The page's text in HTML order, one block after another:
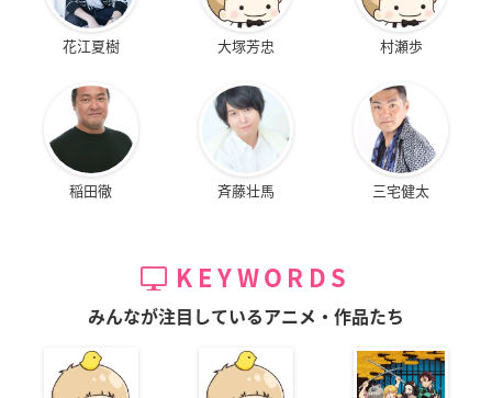
花江夏樹 大塚芳忠 村瀬歩
稲田徹 斉藤壮馬 三宅健太
KEYWORDS
みんなが注目しているアニメ・作品たち